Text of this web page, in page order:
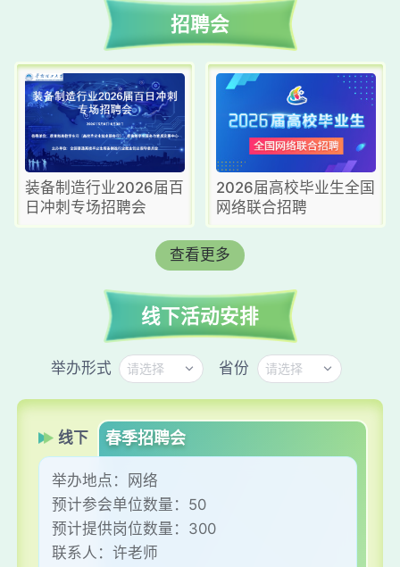
招聘会
装备制造行业2026届百
日冲刺专场招聘会
2026届高校毕业生全国
网络联合招聘
查看更多
线下活动安排
举办形式 请选择 省份 请选择
线下 春季招聘会
举办地点：
网络
预计参会单位数量： 50
预计提供岗位数量： 300
联系人： 许老师